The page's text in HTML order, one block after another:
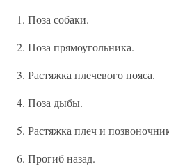
1. Поза собаки.
2. Поза прямоугольника.
3. Растяжка плечевого пояса.
4. Поза дыбы.
5. Растяжка плеч и
6. Прогиб назад.